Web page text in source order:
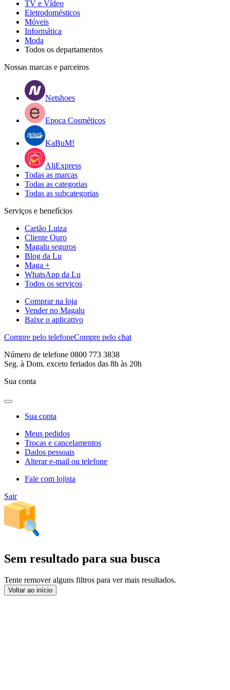
TV e Vídeo
Eletrodomésticos
Móveis
Informática
Moda
Todos os departamentos
Nossas marcas e parceiros
Netshoes
Epoca Cosméticos
KaBuM!
AliExpress
Todas as marcas
Todas as categorias
Todas as subcategorias
Serviços e benefícios
Cartão Luiza
Cliente Ouro
Magalu seguros
Blog da Lu
Maga +
WhatsApp da Lu
Todos os serviços
Comprar na loja
Vender no Magalu
Baixe o aplicativo
Compre pelo telefoneCompre pelo chat
Número de telefone 0800 773 3838
Seg. à Dom. exceto feriados das 8h às 20h
Sua conta
Sua conta
Meus pedidos
Trocas e cancelamentos
Dados pessoais
Alterar e-mail ou telefone
Fale com lojista
Sair
Sem resultado para sua busca
Tente remover alguns filtros para ver mais resultados.
Voltar ao início